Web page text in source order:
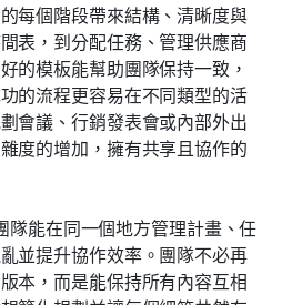
每個階段帶來結構、清晰度與
表，到分配任務、管理供應商
的模板能幫助團隊保持一致，
的流程更容易在不同類型的活
會議、行銷發表會或內部外出
度的增加，擁有共享且協作的
隊能在同一個地方管理計畫、任
並提升協作效率。團隊不必再
本，而是能保持所有內容互相